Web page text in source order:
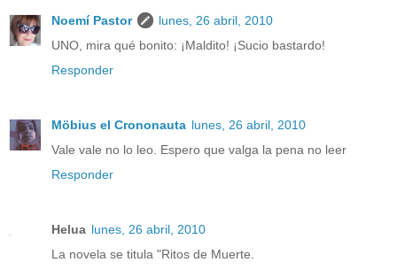
Noemí Pastor
lunes, 26 abril, 2010
UNO, mira qué bonito: ¡Maldito! ¡Sucio bastardo!
Responder
Möbius el Crononauta lunes, 26 abril, 2010
Vale vale no lo leo. Espero que valga la pena no leer
Responder
Helua lunes, 26 abril, 2010
La novela se titula "Ritos de Muerte.